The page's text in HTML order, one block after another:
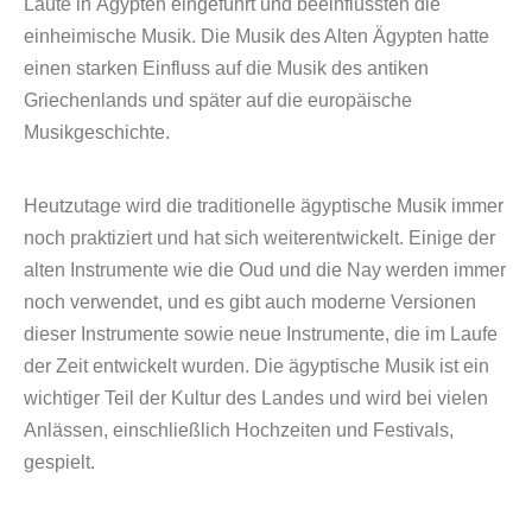
Laute in Ägypten eingeführt und beeinflussten die
einheimische Musik. Die Musik des Alten Ägypten hatte
einen starken Einfluss auf die Musik des antiken
Griechenlands und später auf die europäische
Musikgeschichte.
Heutzutage wird die traditionelle ägyptische Musik immer
noch praktiziert und hat sich weiterentwickelt. Einige der
alten Instrumente wie die Oud und die Nay werden immer
noch verwendet, und es gibt auch moderne Versionen
dieser Instrumente sowie neue Instrumente, die im Laufe
der Zeit entwickelt wurden. Die ägyptische Musik ist ein
wichtiger Teil der Kultur des Landes und wird bei vielen
Anlässen, einschließlich Hochzeiten und Festivals,
gespielt.